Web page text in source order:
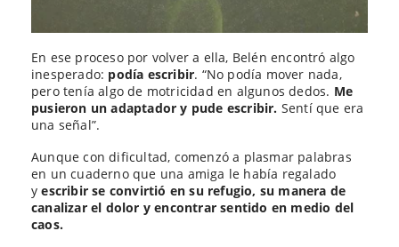
En ese proceso por volver a ella, Belén encontró algo
inesperado: podía escribir. “No podía mover nada,
pero tenía algo de motricidad en algunos dedos. Me
pusieron un adaptador y pude escribir. Sentí que era
una señal”.
Aunque con dificultad, comenzó a plasmar palabras
en un cuaderno que una amiga le había regalado
yescribir se convirtió en su refugio, su manera de
canalizar el dolor y encontrar sentido en medio del
caos.